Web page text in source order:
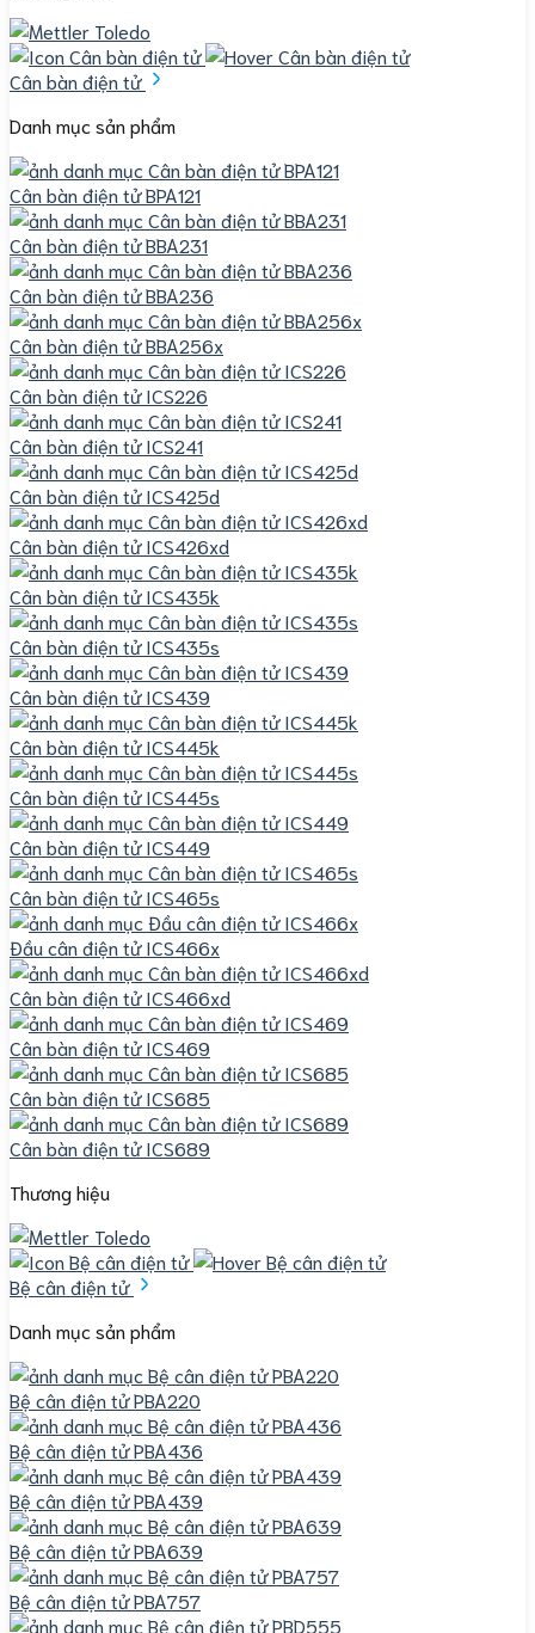
Cân bàn điện tử
Danh mục sản phẩm
Cân bàn điện tử BPA121
Cân bàn điện tử BBA231
Cân bàn điện tử BBA236
Cân bàn điện tử BBA256x
Cân bàn điện tử ICS226
Cân bàn điện tử ICS241
Cân bàn điện tử ICS425d
Cân bàn điện tử ICS426xd
Cân bàn điện tử ICS435k
Cân bàn điện tử ICS435s
Cân bàn điện tử ICS439
Cân bàn điện tử ICS445k
Cân bàn điện tử ICS445s
Cân bàn điện tử ICS449
Cân bàn điện tử ICS465s
Đầu cân điện tử ICS466x
Cân bàn điện tử ICS466xd
Cân bàn điện tử ICS469
Cân bàn điện tử ICS685
Cân bàn điện tử ICS689
Thương hiệu
Bệ cân điện tử
Danh mục sản phẩm
Bệ cân điện tử PBA220
Bệ cân điện tử PBA436
Bệ cân điện tử PBA439
Bệ cân điện tử PBA639
Bệ cân điện tử PBA757